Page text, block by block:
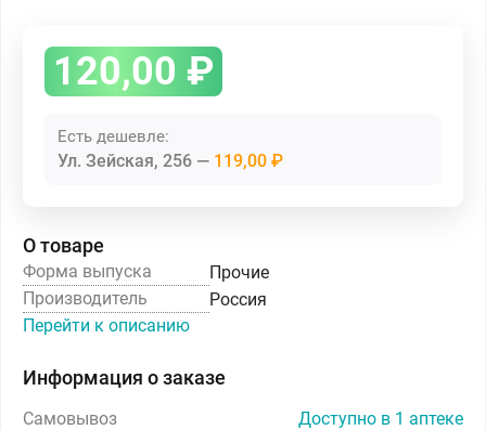
120,00 ₽
Есть дешевле:
Ул. Зейская, 256 119,00 ₽
О товаре
Форма выпуска
Прочие
Производитель
Россия
Перейти к описанию
Информация о заказе
Самовывоз Доступно в 1 аптеке